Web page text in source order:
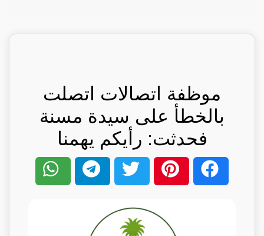
موظفة اتصالات اتصلت
بالخطأ على سيدة مسنة
فحدثت: رأيكم يهمنا